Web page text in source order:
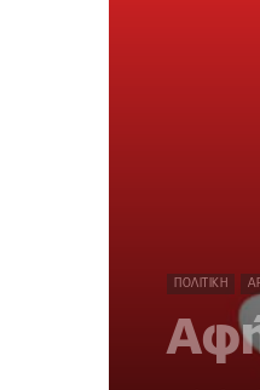
ΠΟΛΙΤΙΚΉ